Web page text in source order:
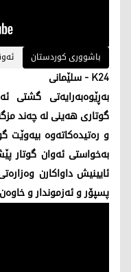
باشووری کوردستان
K24- سلێمانی
بەڕێوەبەرایەتی گشتی
گوتاری ھەینی لە چەند
و رەتیدەکاتەوە بیەوێت
بەخواستی ئەوان گوتار
ئایینیش داواکارن
پسپۆر و ئەزموندار و